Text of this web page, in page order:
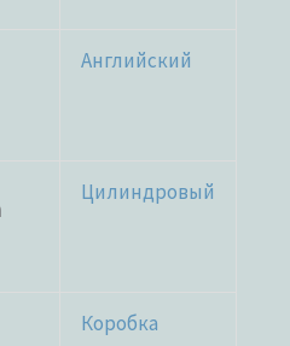
Английский
Цилиндровый
Коробка